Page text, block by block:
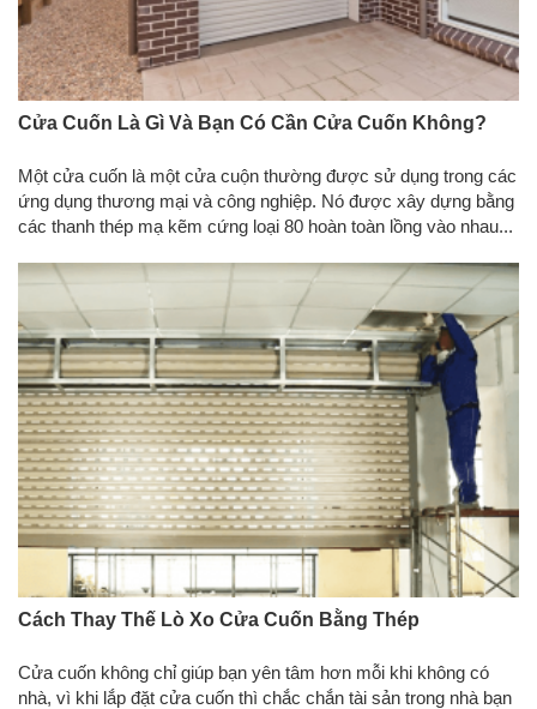
Cửa Cuốn Là Gì Và Bạn Có Cần Cửa Cuốn Không?
Một cửa cuốn là một cửa cuộn thường được sử dụng trong các
ứng dụng thương mại và công nghiệp. Nó được xây dựng bằng
các thanh thép mạ kẽm cứng loại 80 hoàn toàn lồng vào nhau...
Cách Thay Thế Lò Xo Cửa Cuốn Bằng Thép
Cửa cuốn không chỉ giúp bạn yên tâm hơn mỗi khi không có
nhà, vì khi lắp đặt cửa cuốn thì chắc chắn tài sản trong nhà bạn